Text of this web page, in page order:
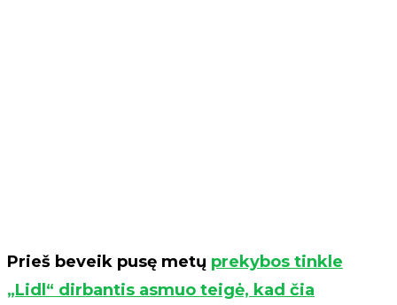
Prieš beveik pusę metų prekybos tinkle
„Lidl“ dirbantis asmuo teigė, kad čia